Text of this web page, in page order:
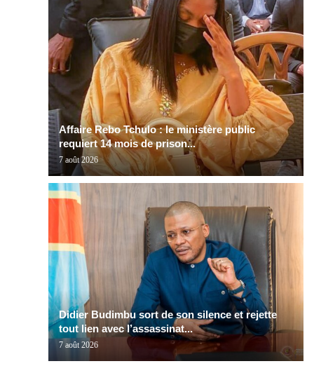
Affaire Rebo Tchulo : le ministère public
requiert 14 mois de prison...
7 août 2026
Didier Budimbu sort de son silence et rejette
tout lien avec l’assassinat...
7 août 2026